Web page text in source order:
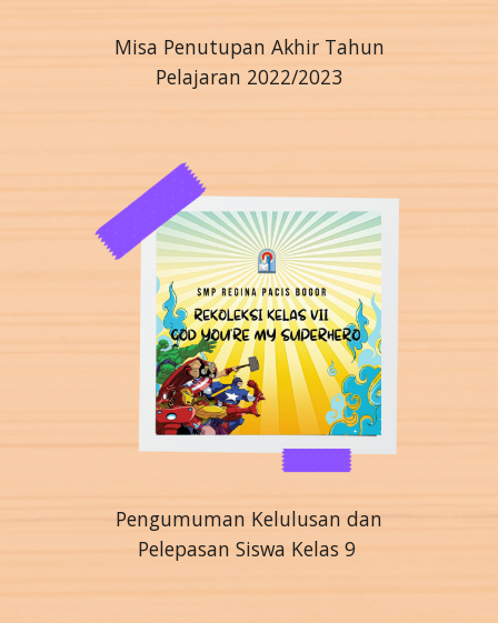
Misa Penutupan Akhir Tahun
Pelajaran 2022/2023
Pengumuman Kelulusan dan
Pelepasan Siswa Kelas 9